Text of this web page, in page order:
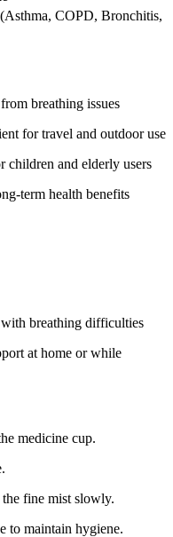
COPD, Bronchitis,
breathing issues
for travel and outdoor use
children and elderly users
term health benefits
breathing difficulties
at home or while
medicine cup.
fine mist slowly.
to maintain hygiene.